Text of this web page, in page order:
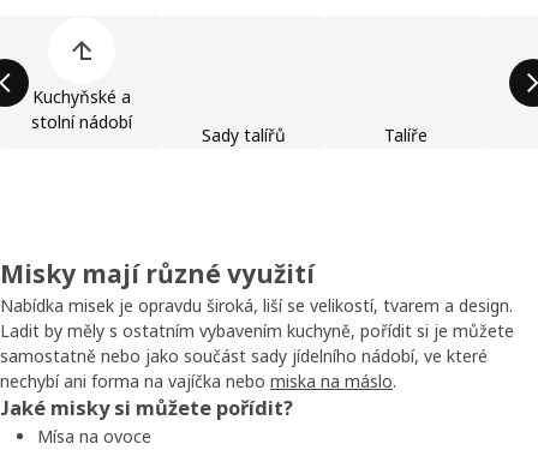
Kuchyňské a
stolní nádobí
Sady talířů Talíře
Misky mají různé využití
Nabídka misek je opravdu široká, liší se velikostí, tvarem a design.
Ladit by měly s ostatním vybavením kuchyně, pořídit si je můžete
samostatně nebo jako součást sady jídelního nádobí, ve které
nechybí ani forma na vajíčka nebo miska na máslo.
Jaké misky si můžete pořídit?
Mísa na ovoce